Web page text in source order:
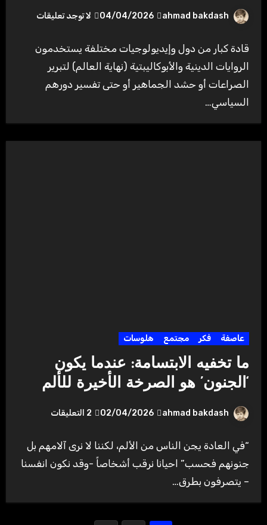
ahmad bakdash
04/04/2026 لا توجد تعليقات
قادة كبار من دول وإيديولوجيات مختلفة يستخدمون
الروايات الدينية والأبوكاليبتية (نهاية العالم) لتبرير
الصراعات أو حشد الجماهير أو حتى تفسير دورهم
السياسي…
عاصفة فكر مجتمع هلوسات
ما تخفيه الابتسامة: عندما يكون
‘الجنون’ هو الصرخة الأخيرة للألم
ahmad bakdash
02/04/2026 2 التعليقات
“في العادة يجن الناس من الألم، لكننا لا نرى آلامهم بل
جنونهم فحسب” احيانا نرقب أشخاصاً -وقد نكون انفسنا
– يتصرفون بطرق…